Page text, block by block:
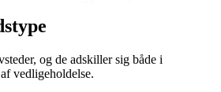
og de adskiller sig både i
vedligeholdelse.